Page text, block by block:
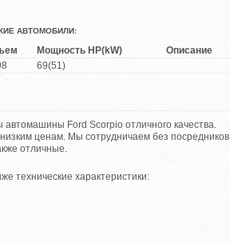
АВТОМОБИЛИ:
Мощность HP(kW)
Описание
69(51)
Ford Scorpio отличного качества.
ценам. Мы сотрудничаем без посредников
отличные.
технические характеристики: